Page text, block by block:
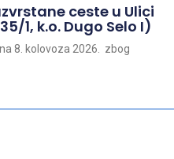
ceste u Ulici
1, k.o. Dugo Selo I)
8. kolovoza 2026. zbog